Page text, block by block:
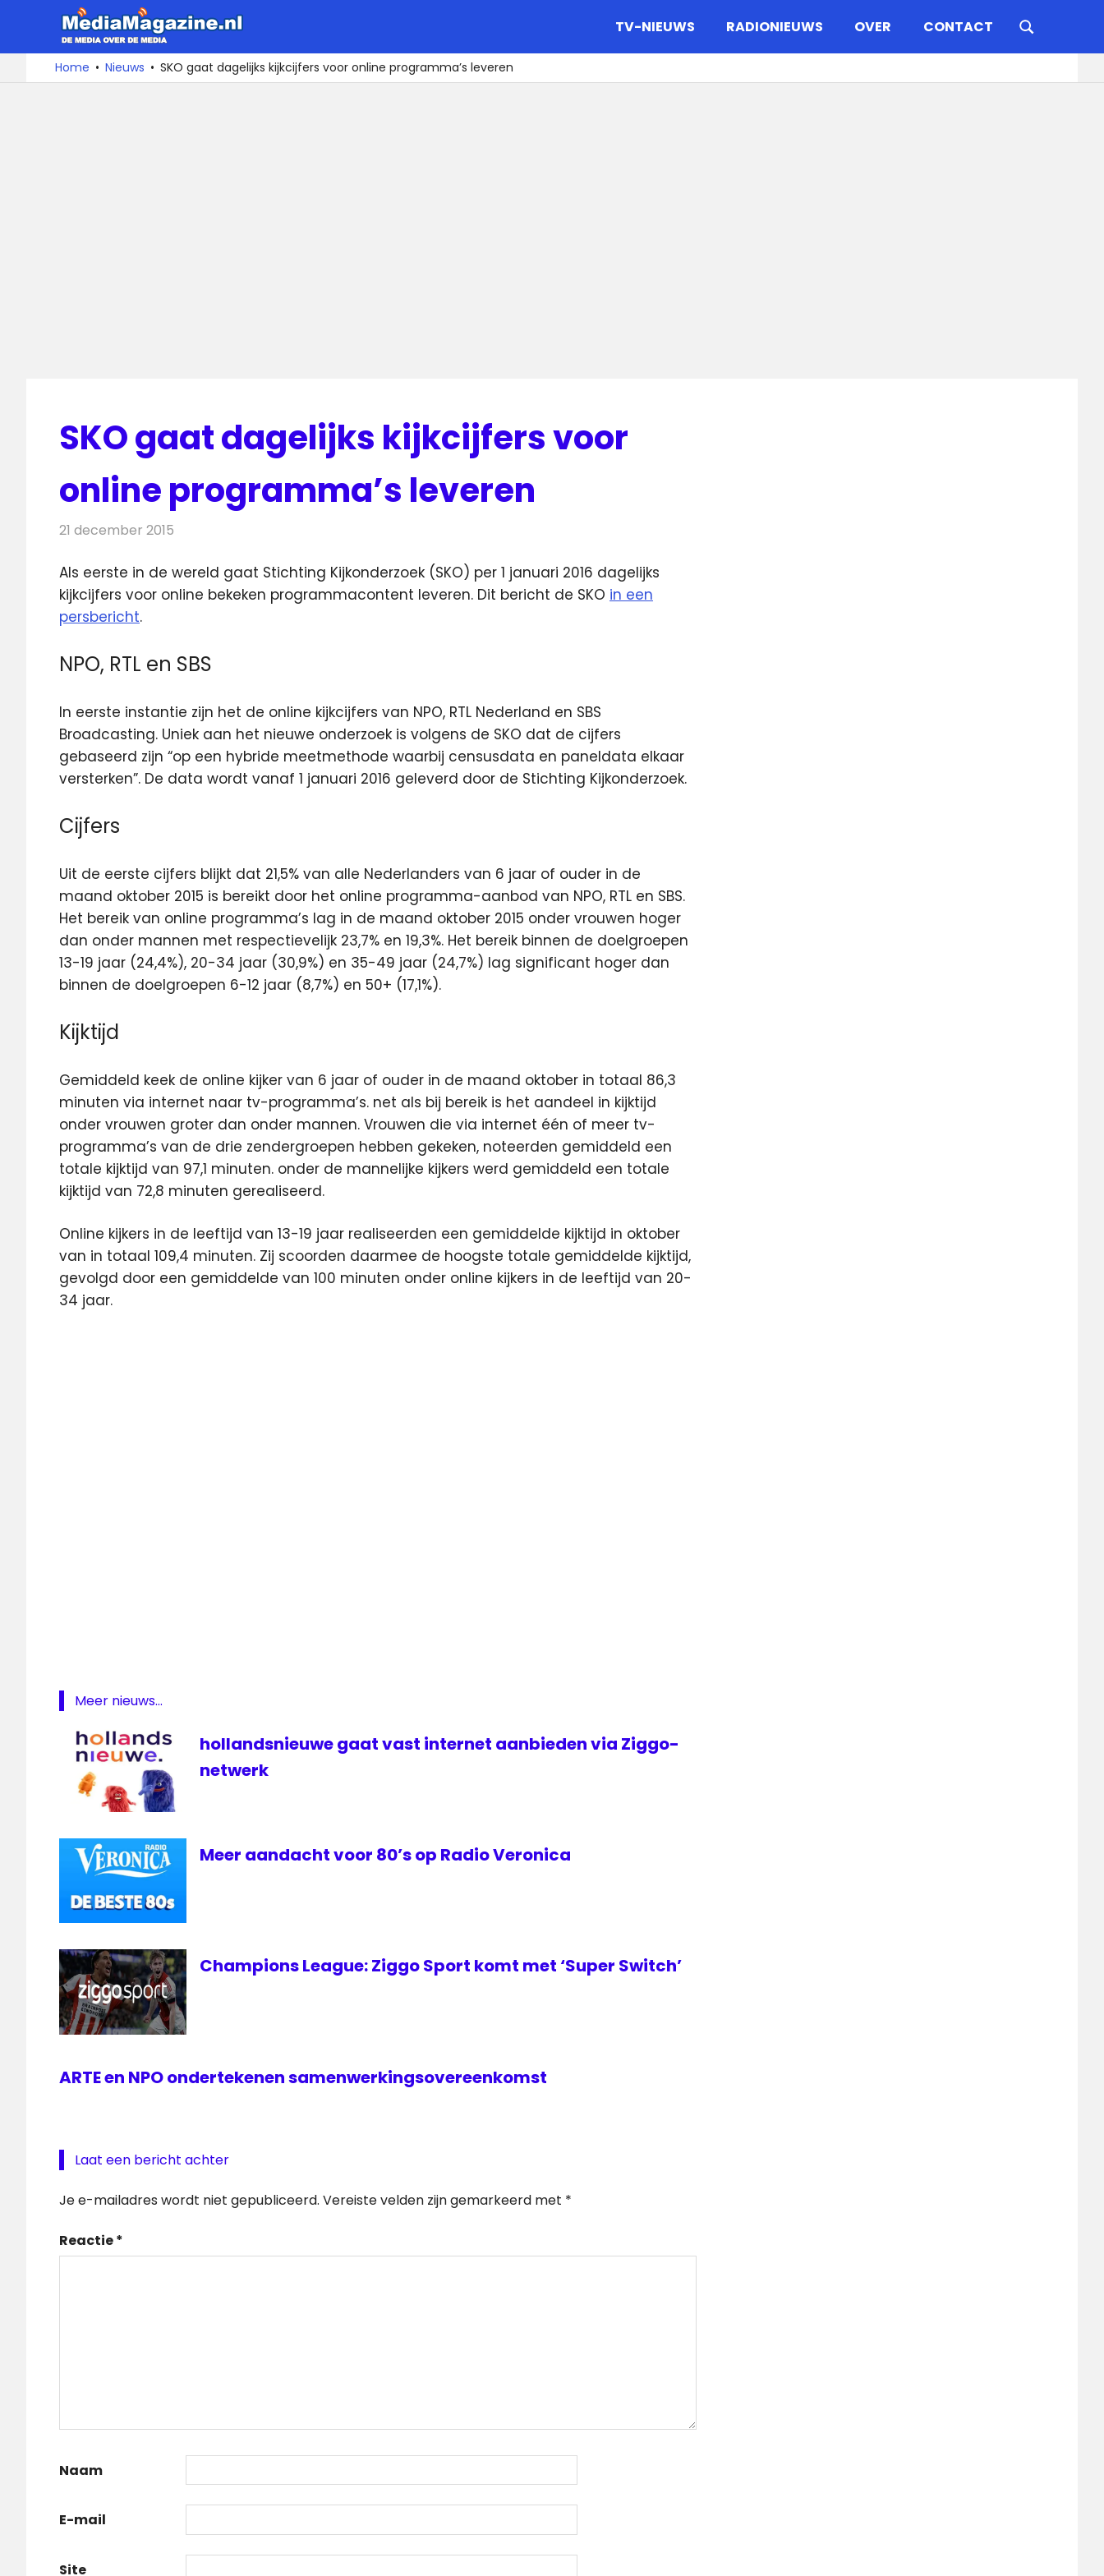
naar
De
media
over
TV-NIEUWS RADIONIEUWS OVER CONTACT
Home Nieuws SKO gaat dagelijks kijkcijfers voor online programma’s leveren
SKO gaat dagelijks kijkcijfers voor
online programma’s leveren
21 december 2015
Als eerste in de wereld gaat Stichting Kijkonderzoek (SKO) per 1 januari 2016 dagelijks
kijkcijfers voor online bekeken programmacontent leveren. Dit bericht de SKO in een
persbericht.
NPO, RTL en SBS
In eerste instantie zijn het de online kijkcijfers van NPO, RTL Nederland en SBS
Broadcasting. Uniek aan het nieuwe onderzoek is volgens de SKO dat de cijfers
gebaseerd zijn “op een hybride meetmethode waarbij censusdata en paneldata elkaar
versterken”. De data wordt vanaf 1 januari 2016 geleverd door de Stichting Kijkonderzoek.
Cijfers
Uit de eerste cijfers blijkt dat 21,5% van alle Nederlanders van 6 jaar of ouder in de
maand oktober 2015 is bereikt door het online programma-aanbod van NPO, RTL en SBS.
Het bereik van online programma’s lag in de maand oktober 2015 onder vrouwen hoger
dan onder mannen met respectievelijk 23,7% en 19,3%. Het bereik binnen de doelgroepen
13-19 jaar (24,4%), 20-34 jaar (30,9%) en 35-49 jaar (24,7%) lag significant hoger dan
binnen de doelgroepen 6-12 jaar (8,7%) en 50+ (17,1%).
Kijktijd
Gemiddeld keek de online kijker van 6 jaar of ouder in de maand oktober in totaal 86,3
minuten via internet naar tv-programma’s. net als bij bereik is het aandeel in kijktijd
onder vrouwen groter dan onder mannen. Vrouwen die via internet één of meer tv-
programma’s van de drie zendergroepen hebben gekeken, noteerden gemiddeld een
totale kijktijd van 97,1 minuten. onder de mannelijke kijkers werd gemiddeld een totale
kijktijd van 72,8 minuten gerealiseerd.
Online kijkers in de leeftijd van 13-19 jaar realiseerden een gemiddelde kijktijd in oktober
van in totaal 109,4 minuten. Zij scoorden daarmee de hoogste totale gemiddelde kijktijd,
gevolgd door een gemiddelde van 100 minuten onder online kijkers in de leeftijd van 20-
34 jaar.
Meer nieuws...
hollandsnieuwe gaat vast internet aanbieden via Ziggo-
netwerk
Meer aandacht voor 80’s op Radio Veronica
Champions League: Ziggo Sport komt met ‘Super Switch’
ARTE en NPO ondertekenen samenwerkingsovereenkomst
Laat een bericht achter
Je e-mailadres wordt niet gepubliceerd. Vereiste velden zijn gemarkeerd met *
Reactie*
Naam
E-mail
Site